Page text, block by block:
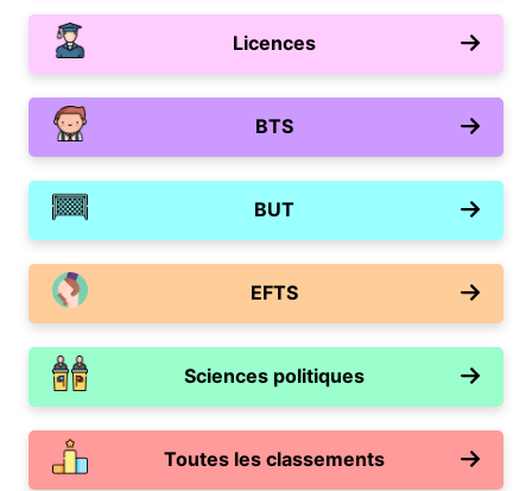
Licences
BTS
BUT
EFTS
Sciences politiques
Toutes les classements